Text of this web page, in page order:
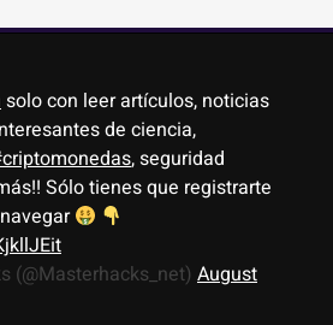
solo con leer artículos, noticias
de ciencia,
, seguridad
Sólo tienes que registrarte
(@Masterhacks_net) August